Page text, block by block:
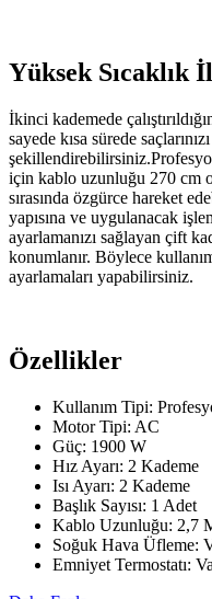
Yüksek Sıcaklık
İkinci kademede
sayede kısa sürede
için kablo uzunluğu 270 cm
sırasında özgürce hareket
yapısına ve uygulanacak
ayarlamanızı sağlayan çift
konumlanır. Böylece
ayarlamaları yapabilirsiniz.
Özellikler
Kullanım Tipi:
Motor Tipi: AC
Güç: 1900 W
Hız Ayarı: 2 Kademe
Isı Ayarı: 2 Kademe
Başlık Sayısı: 1 Adet
Kablo Uzunluğu: 2,7
Soğuk Hava Üfleme:
Emniyet Termostatı: